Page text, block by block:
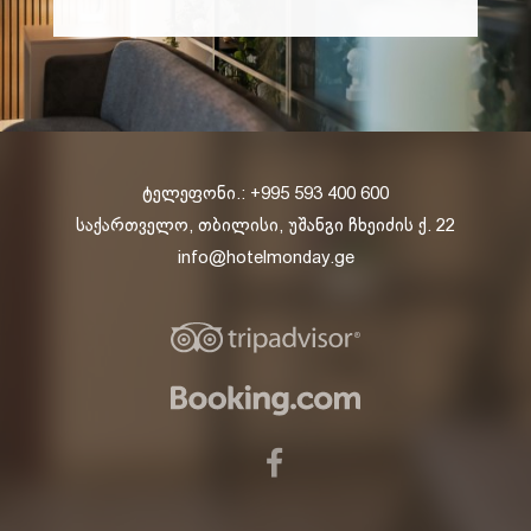
ტელეფონი.: +995 593 400 600
საქართველო, თბილისი, უშანგი ჩხეიძის ქ. 22
info@hotelmonday.ge